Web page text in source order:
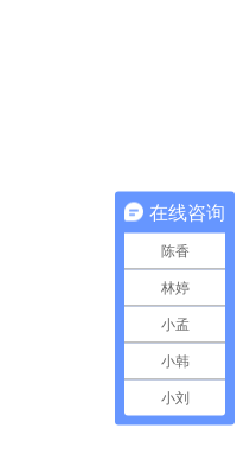
在线咨询
陈香
林婷
小孟
小韩
小刘